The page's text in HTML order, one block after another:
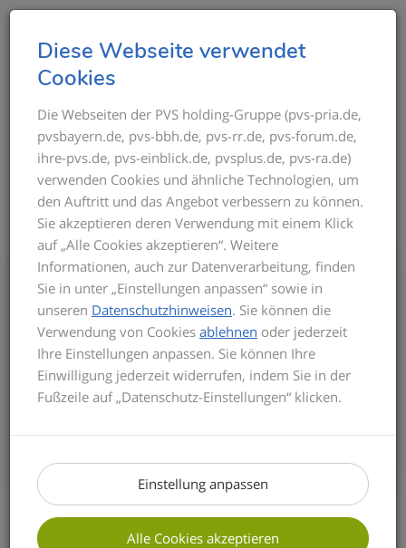
Diese Webseite verwendet
Cookies
Die Webseiten der PVS holding-Gruppe (pvs-pria.de,
pvsbayern.de, pvs-bbh.de, pvs-rr.de, pvs-forum.de,
ihre-pvs.de, pvs-einblick.de, pvsplus.de, pvs-ra.de)
verwenden Cookies und ähnliche Technologien, um
den Auftritt und das Angebot verbessern zu können.
Sie akzeptieren deren Verwendung mit einem Klick
auf „Alle Cookies akzeptieren“. Weitere
Informationen, auch zur Datenverarbeitung, finden
Sie in unter „Einstellungen anpassen“ sowie in
unseren Datenschutzhinweisen. Sie können die
Verwendung von Cookies ablehnen oder jederzeit
Ihre Einstellungen anpassen. Sie können Ihre
Einwilligung jederzeit widerrufen, indem Sie in der
Fußzeile auf „Datenschutz-Einstellungen“ klicken.
Einstellung anpassen
Alle Cookies akzeptieren
THEMEN IM ÜBERBLICK
Bis zum Inkrafttreten der neuen GOÄ gilt
für die Privatabrechnung die aktuelle
GOÄ-Fassung. Auf dieser basieren die
Seminarinhalte. Zu Beginn des Seminars
informieren wir Sie über den derzeitigen
Stand der neuen GOÄ. Zusätzlich
erhalten Sie einen kurzen Überblick über